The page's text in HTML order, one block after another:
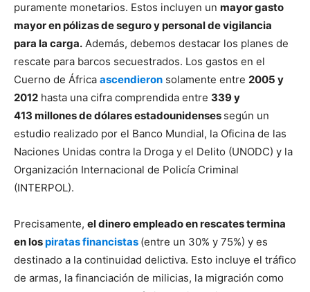
puramente monetarios. Estos incluyen un mayor gasto
mayor en pólizas de seguro y personal de vigilancia
para la carga. Además, debemos destacar los planes de
rescate para barcos secuestrados. Los gastos en el
Cuerno de África ascendieron solamente entre 2005 y
2012 hasta una cifra comprendida entre 339 y
413 millones de dólares estadounidenses según un
estudio realizado por el Banco Mundial, la Oficina de las
Naciones Unidas contra la Droga y el Delito (UNODC) y la
Organización Internacional de Policía Criminal
(INTERPOL).
Precisamente, el dinero empleado en rescates termina
en lospiratas financistas (entre un 30% y 75%) y es
destinado a la continuidad delictiva. Esto incluye el tráfico
de armas, la financiación de milicias, la migración como